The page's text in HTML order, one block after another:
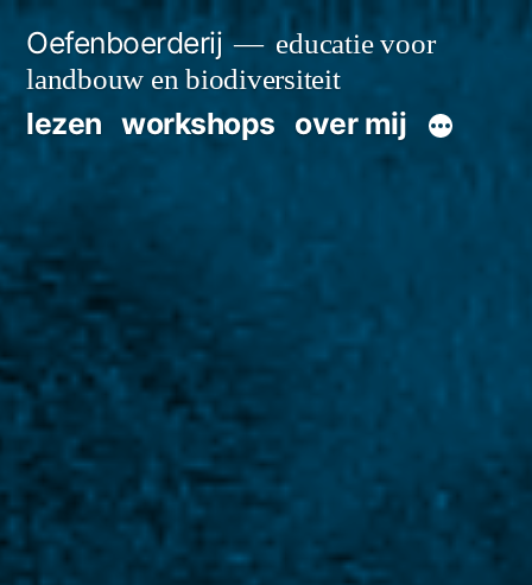
Skip
content
Oefenboerderij
educatie voor
landbouw en biodiversiteit
lezen workshops over mij